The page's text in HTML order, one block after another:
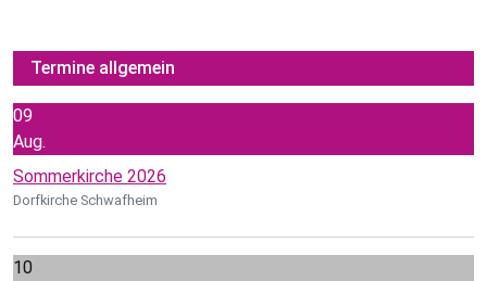
Termine allgemein
09
Aug.
Sommerkirche 2026
Dorfkirche Schwafheim
10